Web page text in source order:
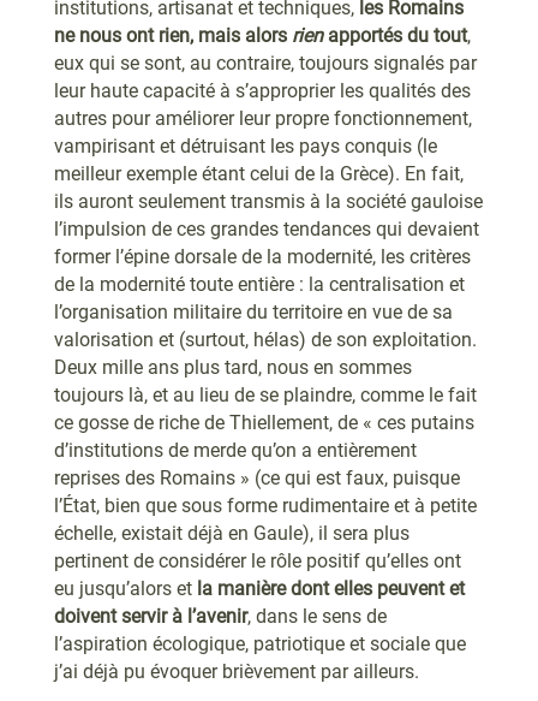
institutions, artisanat et techniques, les Romains
ne nous ont rien, mais alors rienapportés du tout,
eux qui se sont, au contraire, toujours signalés par
leur haute capacité à s’approprier les qualités des
autres pour améliorer leur propre fonctionnement,
vampirisant et détruisant les pays conquis (le
meilleur exemple étant celui de la Grèce). En fait,
ils auront seulement transmis à la société gauloise
l’impulsion de ces grandes tendances qui devaient
former l’épine dorsale de la modernité, les critères
de la modernité toute entière : la centralisation et
l’organisation militaire du territoire en vue de sa
valorisation et (surtout, hélas) de son exploitation.
Deux mille ans plus tard, nous en sommes
toujours là, et au lieu de se plaindre, comme le fait
ce gosse de riche de Thiellement, de « ces putains
d’institutions de merde qu’on a entièrement
reprises des Romains » (ce qui est faux, puisque
l’État, bien que sous forme rudimentaire et à petite
échelle, existait déjà en Gaule), il sera plus
pertinent de considérer le rôle positif qu’elles ont
eu jusqu’alors et la manière dont elles peuvent et
doivent servir à l’avenir, dans le sens de
l’aspiration écologique, patriotique et sociale que
j’ai déjà pu évoquer brièvement par ailleurs.